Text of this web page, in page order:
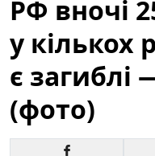
РФ вночі
у кількох
є загиблі
(фото)